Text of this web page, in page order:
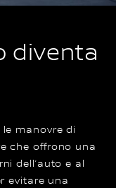
diventa
manovre di
che offrono una
dell’auto e al
evitare una